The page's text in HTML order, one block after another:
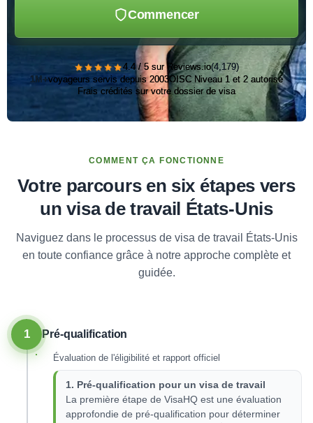
Commencer
★★★★★4.4 / 5 sur Reviews.io(4,179)
1M+voyageurs servis depuis 2003OISC Niveau 1 et 2 autorisé
Frais crédités sur votre dossier de visa
COMMENT ÇA FONCTIONNE
Votre parcours en six étapes vers
un visa de travail États-Unis
Naviguez dans le processus de visa de travail États-Unis
en toute confiance grâce à notre approche complète et
guidée.
1 Pré-qualification
Évaluation de l'éligibilité et rapport officiel
1. Pré-qualification pour un visa de travail
La première étape de VisaHQ est une évaluation
approfondie de pré-qualification pour déterminer